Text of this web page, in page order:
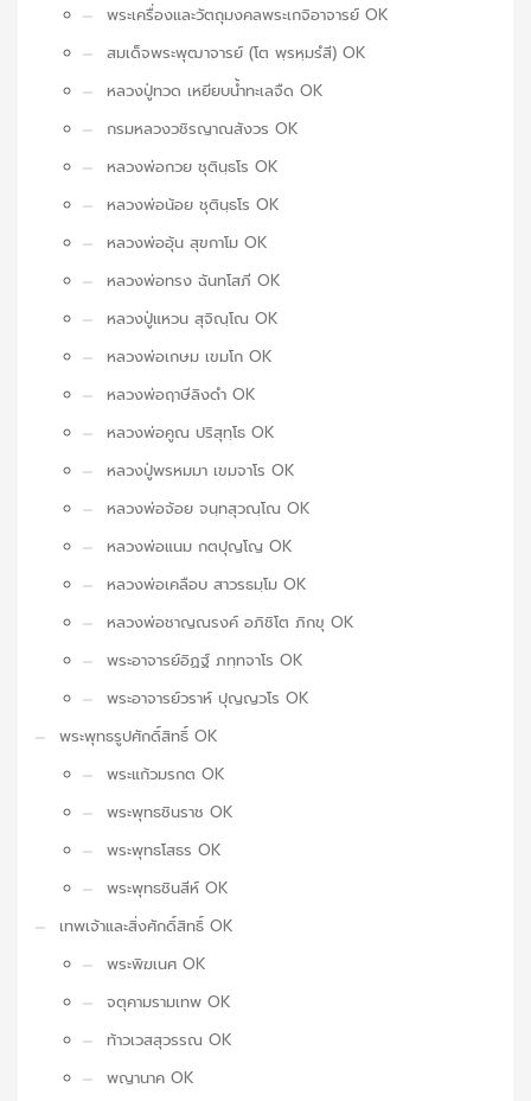
พระเครื่องและวัตถุมงคลพระเกจิอาจารย์ OK
สมเด็จพระพุฒาจารย์ (โต พฺรหฺมรํสี) OK
หลวงปู่ทวด เหยียบน้ำทะเลจืด OK
กรมหลวงวชิรญาณสังวร OK
หลวงพ่อกวย ชุตินฺธโร OK
หลวงพ่อน้อย ชุตินฺธโร OK
หลวงพ่ออุ้น สุขกาโม OK
หลวงพ่อทรง ฉันทโสภี OK
หลวงปู่แหวน สุจิณฺโณ OK
หลวงพ่อเกษม เขมโก OK
หลวงพ่อฤาษีลิงดำ OK
หลวงพ่อคูณ ปริสุทฺโธ OK
หลวงปู่พรหมมา เขมจาโร OK
หลวงพ่อจ้อย จนฺทสุวณฺโณ OK
หลวงพ่อแนม กตปุญโญ OK
หลวงพ่อเคลือบ สาวรธมฺโม OK
หลวงพ่อชาญณรงค์ อภิชิโต ภิกขุ OK
พระอาจารย์อิฏฐ์ ภทฺทจาโร OK
พระอาจารย์วราห์ ปุญญวโร OK
พระพุทธรูปศักดิ์สิทธิ์ OK
พระแก้วมรกต OK
พระพุทธชินราช OK
พระพุทธโสธร OK
พระพุทธชินสีห์ OK
เทพเจ้าและสิ่งศักดิ์สิทธิ์ OK
พระพิฆเนศ OK
จตุคามรามเทพ OK
ท้าวเวสสุวรรณ OK
พญานาค OK